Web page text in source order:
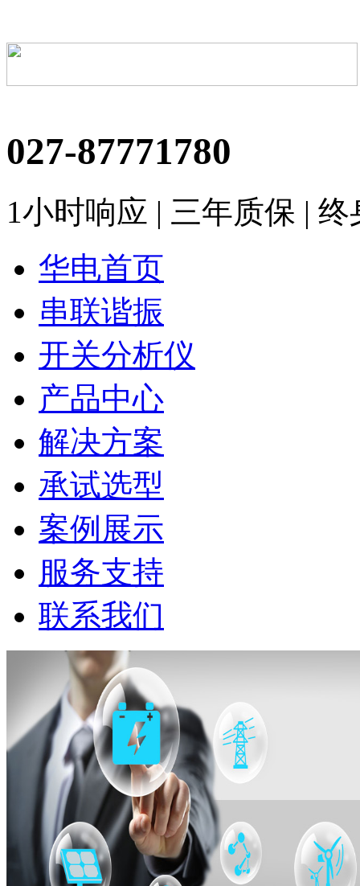
027-87771780
1小时响应 | 三年质保 |
华电首页
串联谐振
开关分析仪
产品中心
解决方案
承试选型
案例展示
服务支持
联系我们